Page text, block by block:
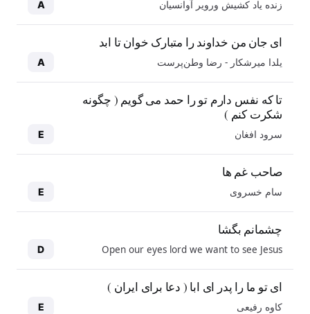
زنده یاد کشیش ورویر آوانسیان A
ای جان من خداوند را متبارک خوان تا ابد
یلدا میرشکار - رضا وطن‌پرست A
تا که نفس دارم تو را حمد می گویم ( چگونه
شکرت کنم )
سرود افغان E
صاحب غم ها
سام خسروی E
چشمانم بگشا
Open our eyes lord we want to see Jesus
D
ای تو ما را پدر ای ابا ( دعا برای ایران )
کاوه رفیعی E